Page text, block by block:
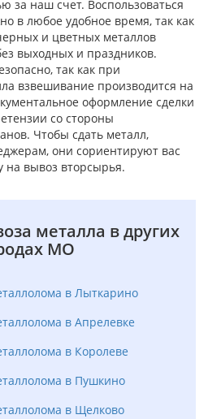
за наш счет. Воспользоваться
в любое удобное время, так как
и цветных металлов
выходных и праздников.
так как при
взвешивание производится на
оформление сделки
со стороны
Чтобы сдать металл,
они сориентируют вас
на вывоз вторсырья.
металла в других
МО
в Лыткарино
в Апрелевке
в Королеве
в Пушкино
в Щелково